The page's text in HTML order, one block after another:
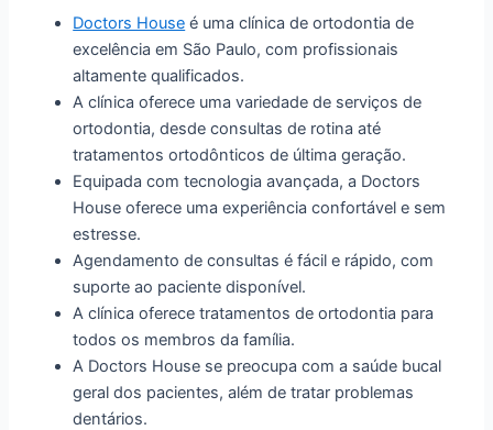
Doctors House é uma clínica de ortodontia de
excelência em São Paulo, com profissionais
altamente qualificados.
A clínica oferece uma variedade de serviços de
ortodontia, desde consultas de rotina até
tratamentos ortodônticos de última geração.
Equipada com tecnologia avançada, a Doctors
House oferece uma experiência confortável e sem
estresse.
Agendamento de consultas é fácil e rápido, com
suporte ao paciente disponível.
A clínica oferece tratamentos de ortodontia para
todos os membros da família.
A Doctors House se preocupa com a saúde bucal
geral dos pacientes, além de tratar problemas
dentários.